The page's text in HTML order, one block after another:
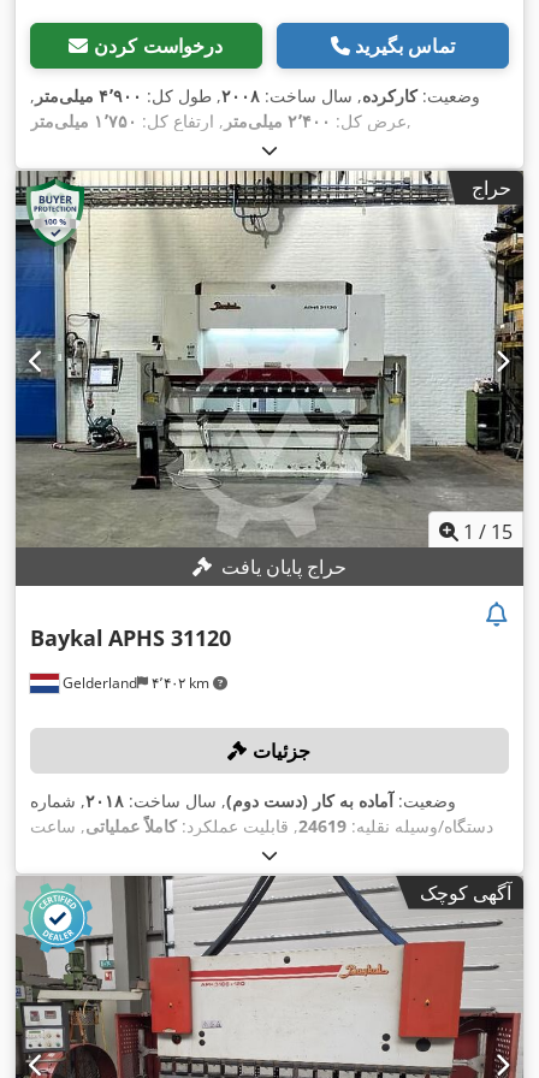
درخواست کردن تماس بگیرید
وضعیت:کارکرده, سال ساخت: ۲۰۰۸, طول کل: ۴٬۹۰۰ میلی‌متر
,
عرض کل: ۲٬۴۰۰ میلی‌متر , ارتفاع کل: ۱٬۷۵۰ میلی‌متر ,
حراج
1 / 15
حراج پایان یافت
Gelderland ۴٬۴۰۲ km
Baykal APHS 31120
جزئیات
وضعیت:آماده به کار (دست دوم), سال ساخت: ۲۰۱۸, شماره
دستگاه/وسیله نقلیه: 24619, قابلیت عملکرد:کاملاً عملیاتی, ساعت
پرس:۱۲۰ t , طول کورس (ضربه):۲۶۰ میلی‌متر
, مدل کنترلر:
Delem DA-66T
, عرض کار:۳٬۱۰۰ میلی‌متر , آگهی کوچک